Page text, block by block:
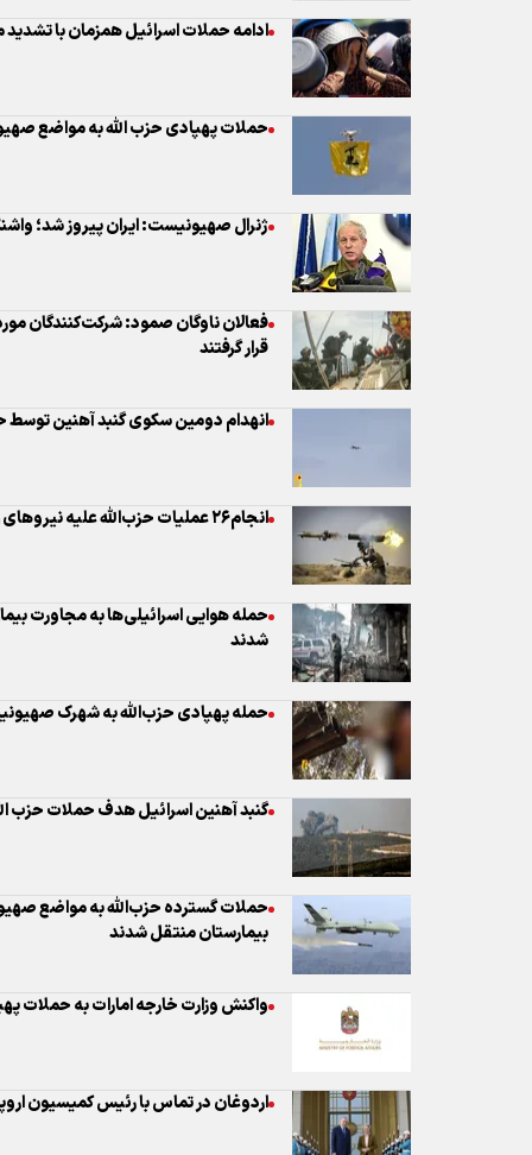
انجام۲۶ عملیات حزب‌الله علیه نیروهای رژیم صهیونیستی
اردوغان در تماس با رئیس کمیسیون